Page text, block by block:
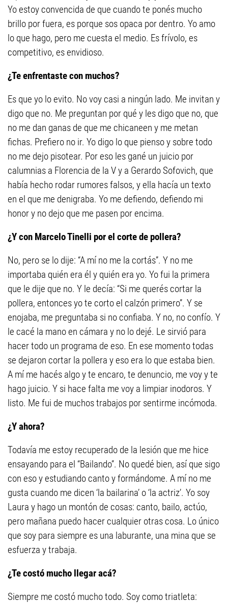
Yo estoy convencida de que cuando te ponés mucho
brillo por fuera, es porque sos opaca por dentro. Yo amo
lo que hago, pero me cuesta el medio. Es frívolo, es
competitivo, es envidioso.
¿Te enfrentaste con muchos?
Es que yo lo evito. No voy casi a ningún lado. Me invitan y
digo que no. Me preguntan por qué y les digo que no, que
no me dan ganas de que me chicaneen y me metan
fichas. Prefiero no ir. Yo digo lo que pienso y sobre todo
no me dejo pisotear. Por eso les gané un juicio por
calumnias a Florencia de la V y a Gerardo Sofovich, que
había hecho rodar rumores falsos, y ella hacía un texto
en el que me denigraba. Yo me defiendo, defiendo mi
honor y no dejo que me pasen por encima.
¿Y con Marcelo Tinelli por el corte de pollera?
No, pero se lo dije: “A mí no me la cortás”. Y no me
importaba quién era él y quién era yo. Yo fui la primera
que le dije que no. Y le decía: “Si me querés cortar la
pollera, entonces yo te corto el calzón primero”. Y se
enojaba, me preguntaba si no confiaba. Y no, no confío. Y
le cacé la mano en cámara y no lo dejé. Le sirvió para
hacer todo un programa de eso. En ese momento todas
se dejaron cortar la pollera y eso era lo que estaba bien.
A mí me hacés algo y te encaro, te denuncio, me voy y te
hago juicio. Y si hace falta me voy a limpiar inodoros. Y
listo. Me fui de muchos trabajos por sentirme incómoda.
¿Y ahora?
Todavía me estoy recuperado de la lesión que me hice
ensayando para el “Bailando”. No quedé bien, así que sigo
con eso y estudiando canto y formándome. A mí no me
gusta cuando me dicen ‘la bailarina’ o ‘la actriz’. Yo soy
Laura y hago un montón de cosas: canto, bailo, actúo,
pero mañana puedo hacer cualquier otras cosa. Lo único
que soy para siempre es una laburante, una mina que se
esfuerza y trabaja.
¿Te costó mucho llegar acá?
Siempre me costó mucho todo. Soy como triatleta: